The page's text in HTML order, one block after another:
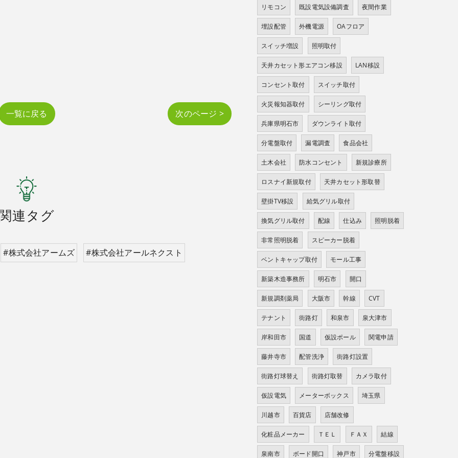
一覧に戻る 次のページ >
関連タグ
#株式会社アームズ #株式会社アールネクスト
リモコン 既設電気設備調査 夜間作業
埋設配管 外機電源 OAフロア
スイッチ増設 照明取付
天井カセット形エアコン移設 LAN移設
コンセント取付 スイッチ取付
火災報知器取付 シーリング取付
兵庫県明石市 ダウンライト取付
分電盤取付 漏電調査 食品会社
土木会社 防水コンセント 新規診療所
ロスナイ新規取付 天井カセット形取替
壁掛TV移設 給気グリル取付
換気グリル取付 配線 仕込み 照明脱着
非常照明脱着 スピーカー脱着
ベントキャップ取付 モール工事
新築木造事務所 明石市 開口
新規調剤薬局 大阪市 幹線 CVT
テナント 街路灯 和泉市 泉大津市
岸和田市 国道 仮設ポール 関電申請
藤井寺市 配管洗浄 街路灯設置
街路灯球替え 街路灯取替 カメラ取付
仮設電気 メーターボックス 埼玉県
川越市 百貨店 店舗改修
化粧品メーカー ＴＥＬ ＦＡＸ 結線
泉南市 ボード開口 神戸市 分電盤移設